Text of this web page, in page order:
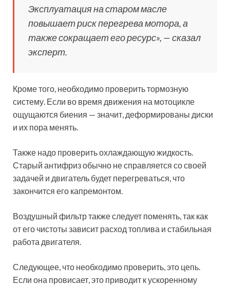
Эксплуатация на старом масле
повышает риск перегрева мотора, а
также сокращает его ресурс», — сказал
эксперт.
Кроме того, необходимо проверить тормозную
систему. Если во время движения на мотоцикле
ощущаются биения — значит, деформированы диски
и их пора менять.
Также надо проверить охлаждающую жидкость.
Старый антифриз обычно не справляется со своей
задачей и двигатель будет перегреваться, что
закончится его капремонтом.
Воздушный фильтр также следует поменять, так как
от его чистоты зависит расход топлива и стабильная
работа двигателя.
Следующее, что необходимо проверить, это цепь.
Если она провисает, это приводит к ускоренному